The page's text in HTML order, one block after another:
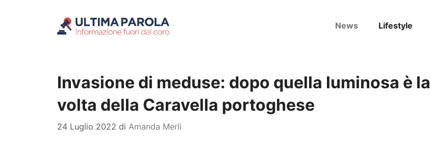
News Lifestyle
Invasione di meduse: dopo quella luminosa è la
volta della Caravella portoghese
24 Luglio 2022 di Amanda Merli